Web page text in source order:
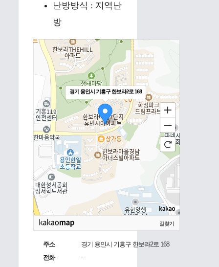
난방방식 : 지역난
방
경기 용인시 기흥구 한보라2로 168
길찾기
주소
경기 용인시 기흥구 한보라2로 168
전화
-